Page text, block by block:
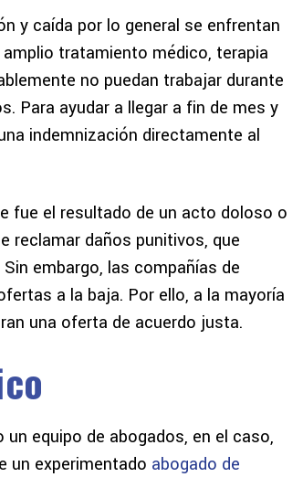
y caída por lo general se enfrentan
tratamiento médico, terapia
no puedan trabajar durante
Para ayudar a llegar a fin de mes y
indemnización directamente al
fue el resultado de un acto doloso o
reclamar daños punitivos, que
embargo, las compañías de
a la baja. Por ello, a la mayoría
una oferta de acuerdo justa.
equipo de abogados, en el caso,
un experimentado abogado de